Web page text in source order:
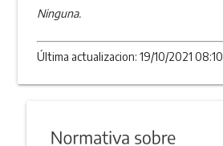
Ninguna.
Última actualizacion: 19/10/2021 08:10